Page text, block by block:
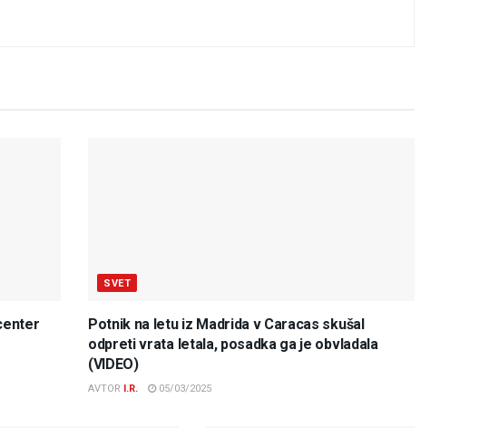
SVET
Potnik na letu iz Madrida v Caracas skušal
odpreti vrata letala, posadka ga je obvladala
(VIDEO)
AVTOR I.R. 05/03/2025